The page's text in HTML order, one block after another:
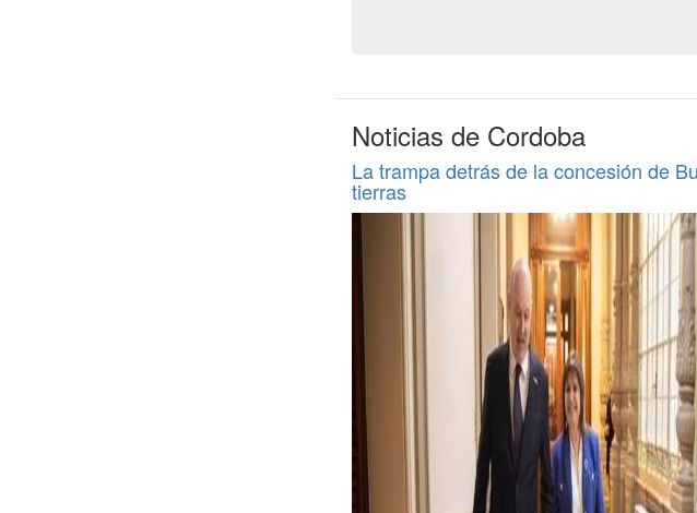
Noticias de Cordoba
La trampa detrás de la concesión de
tierras